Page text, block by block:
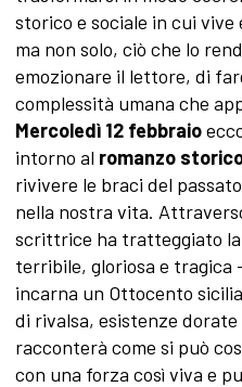
storico e sociale in cui
ma non solo, ciò che lo
emozionare il lettore, di
complessità umana che
Mercoledì 12 febbraio
intorno al romanzo
rivivere le braci del
nella nostra vita.
scrittrice ha tratteggiato
terribile, gloriosa e tragica
incarna un Ottocento
di rivalsa, esistenze
racconterà come si può
con una forza così viva e